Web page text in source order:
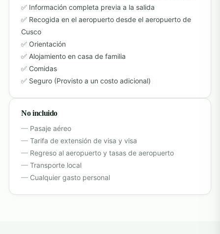
Información completa previa a la salida
Recogida en el aeropuerto desde el aeropuerto de
Cusco
Orientación
Alojamiento en casa de familia
Comidas
Seguro (Provisto a un costo adicional)
No incluido
Pasaje aéreo
Tarifa de extensión de visa y visa
Regreso al aeropuerto y tasas de aeropuerto
Transporte local
Cualquier gasto personal